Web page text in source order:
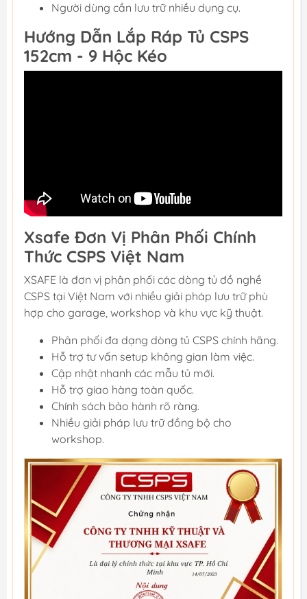
Người dùng cần lưu trữ nhiều dụng cụ.
Hướng Dẫn Lắp Ráp Tủ CSPS
152cm - 9 Hộc Kéo
Xsafe Đơn Vị Phân Phối Chính
Thức CSPS Việt Nam
XSAFE là đơn vị phân phối các dòng tủ đồ nghề
CSPS tại Việt Nam với nhiều giải pháp lưu trữ phù
hợp cho garage, workshop và khu vực kỹ thuật.
Phân phối đa dạng dòng tủ CSPS chính hãng.
Hỗ trợ tư vấn setup không gian làm việc.
Cập nhật nhanh các mẫu tủ mới.
Hỗ trợ giao hàng toàn quốc.
Chính sách bảo hành rõ ràng.
Nhiều giải pháp lưu trữ đồng bộ cho
workshop.